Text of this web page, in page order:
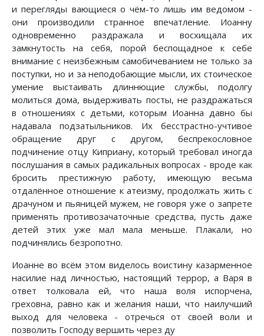
и перегляды вающиеся о чём-то лишь им ведомом -
они производили странное впечатление. Иоанну
одновременно раздражала и восхищала их
замкнутость на себя, порой беспощадное к себе
внимание с неизбежным самобичеванием не только за
поступки, но и за неподобающие мысли, их стоическое
умение выстаивать длиннющие службы, подолгу
молиться дома, выдерживать посты, не раздражаться
в отношениях с детьми, которым Иоанна давно бы
надавала подзатыльников. Их бесстрастно-учтивое
обращение друг с другом, беспрекословное
подчинение отцу Киприану, который требовал иногда
послушания в самых радикальных вопросах - вроде как
бросить престижную работу, имеющую весьма
отдалённое отношение к атеизму, продолжать жить с
драчуном и пьяницей мужем, не говоря уже о запрете
применять противозачаточные средства, пусть даже
детей этих уже мал мала меньше. Плакали, но
подчинялись безропотно.
Иоанне во всём этом виделось воистину казарменное
насилие над личностью, настоящий террор, а Варя в
ответ толковала ей, что наша воля испорчена,
греховна, равно как и желания наши, что наилучший
выход для человека - отречься от своей воли и
позволить Господу вершить через ду